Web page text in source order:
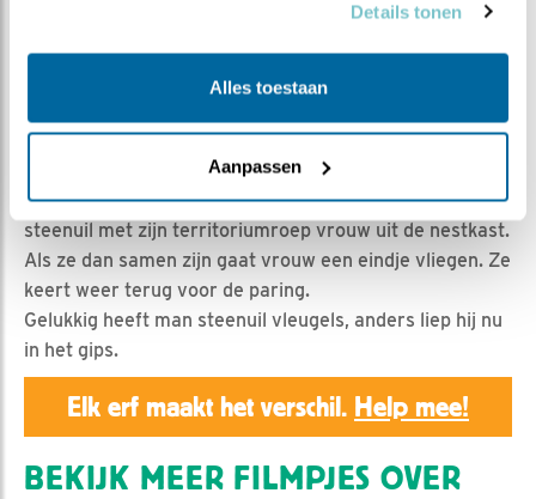
Details tonen
Alles toestaan
Aanpassen
Bewaar dit filmpje|
890x
Het avondritueel is als gebruikelijk, maar man en vrouw
steenuil dagen elkaar een beetje uit door weg te gaan
bij de kast en weer terug te komen. Eerst lokt man
steenuil met zijn territoriumroep vrouw uit de nestkast.
Als ze dan samen zijn gaat vrouw een eindje vliegen. Ze
keert weer terug voor de paring.
Gelukkig heeft man steenuil vleugels, anders liep hij nu
in het gips.
Elk erf maakt het verschil. Help mee!
BEKIJK MEER FILMPJES OVER